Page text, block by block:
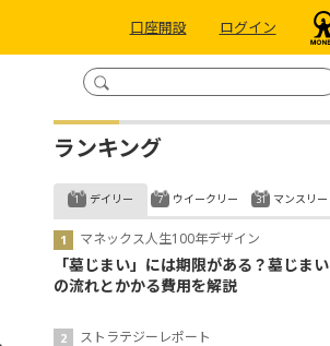
口座開設 ログイン
ランキング
デイリー
マネックス人生100年デザイン
「墓じまい」には期限がある？墓じまい
の流れとかかる費用を解説
ストラテジーレポート
ウイークリー マンスリー